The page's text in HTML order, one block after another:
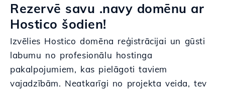
Rezervē savu .navy domēnu ar
Hostico šodien!
Izvēlies Hostico domēna reģistrācijai un gūsti
labumu no profesionālu hostinga
pakalpojumiem, kas pielāgoti taviem
vajadzībām. Neatkarīgi no projekta veida, tev